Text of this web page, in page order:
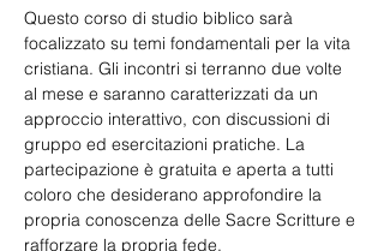
Questo corso di studio biblico sarà
focalizzato su temi fondamentali per la vita
cristiana. Gli incontri si terranno due volte
al mese e saranno caratterizzati da un
approccio interattivo, con discussioni di
gruppo ed esercitazioni pratiche. La
partecipazione è gratuita e aperta a tutti
coloro che desiderano approfondire la
propria conoscenza delle Sacre Scritture e
rafforzare la propria fede.